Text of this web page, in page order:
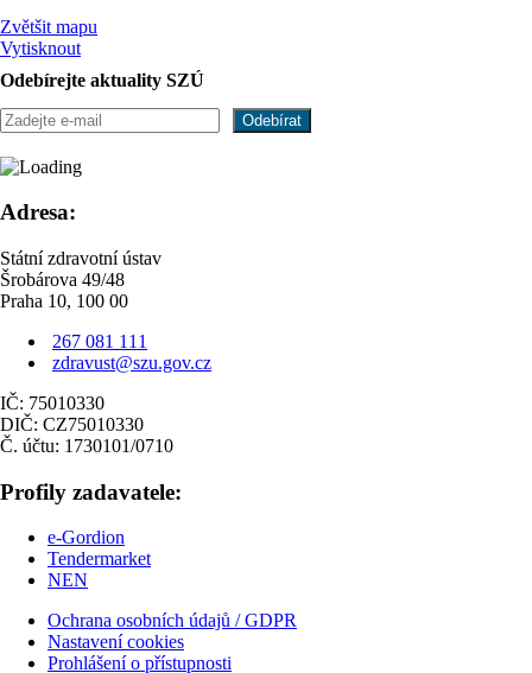
Zvětšit mapu
Vytisknout
Odebírejte aktuality SZÚ
Adresa:
Státní zdravotní ústav
Šrobárova 49/48
Praha 10, 100 00
267 081 111
zdravust@szu.gov.cz
IČ: 75010330
DIČ: CZ75010330
Č. účtu: 1730101/0710
Profily zadavatele:
e-Gordion
Tendermarket
NEN
Ochrana osobních údajů / GDPR
Nastavení cookies
Prohlášení o přístupnosti